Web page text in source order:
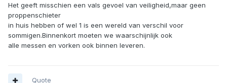
Het geeft misschien een vals gevoel van veiligheid,maar geen
proppenschieter
in huis hebben of wel 1 is een wereld van verschil voor
sommigen.Binnenkort moeten we waarschijnlijk ook
alle messen en vorken ook binnen leveren.
Quote